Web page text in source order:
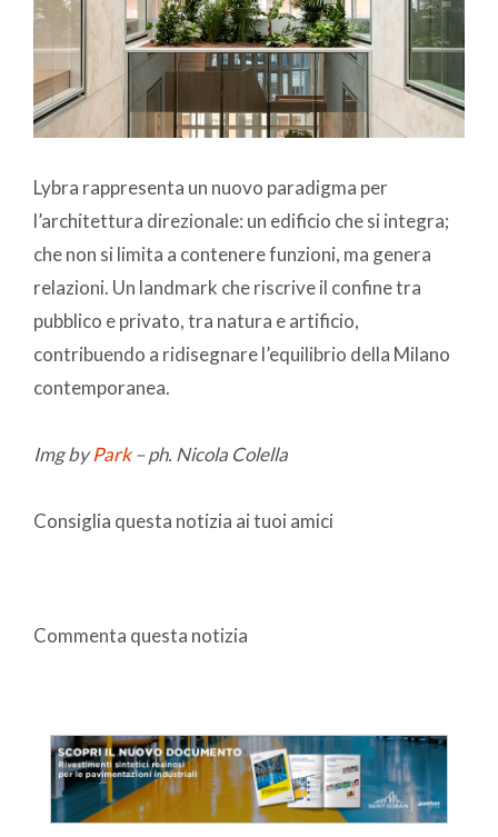
Lybra rappresenta un nuovo paradigma per
l’architettura direzionale: un edificio che si integra;
che non si limita a contenere funzioni, ma genera
relazioni. Un landmark che riscrive il confine tra
pubblico e privato, tra natura e artificio,
contribuendo a ridisegnare l’equilibrio della Milano
contemporanea.
Img byPark– ph. Nicola Colella
Consiglia questa notizia ai tuoi amici
Commenta questa notizia